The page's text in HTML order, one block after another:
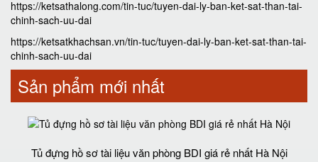
https://ketsathalong.com/tin-tuc/tuyen-dai-ly-ban-ket-sat-than-tai-
chinh-sach-uu-dai
https://ketsatkhachsan.vn/tin-tuc/tuyen-dai-ly-ban-ket-sat-than-tai-
chinh-sach-uu-dai
Sản phẩm mới nhất
Tủ đựng hồ sơ tài liệu văn phòng BDI giá rẻ nhất Hà Nội